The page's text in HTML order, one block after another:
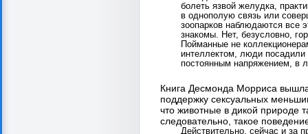
болеть язвой желудка,
в однополую связь или
зоопарков наблюдаются все
знакомы. Нет, безусловно,
Пойманные не
интеллектом, люди посадили
постоянным напряжением, в
Книга Десмонда Морриса
поддержку сексуальных
что животные в дикой природе
следовательно, такое
Действительно, сейчас и за